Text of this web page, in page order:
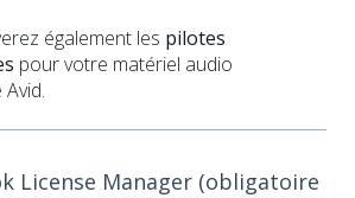
également les pilotes
pour votre matériel audio
License Manager (obligatoire